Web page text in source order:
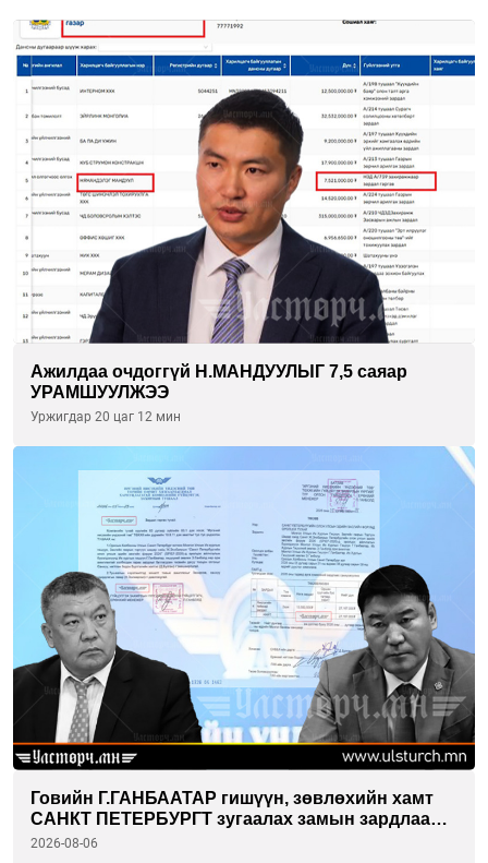
Ажилдаа очдоггүй Н.МАНДУУЛЫГ 7,5 саяар
УРАМШУУЛЖЭЭ
Уржигдар 20 цаг 12 мин
Говийн Г.ГАНБААТАР гишүүн, зөвлөхийн хамт
САНКТ ПЕТЕРБУРГТ зугаалах замын зардлаа
“ИНҮТ” ТӨХХК даажээ
2026-08-06